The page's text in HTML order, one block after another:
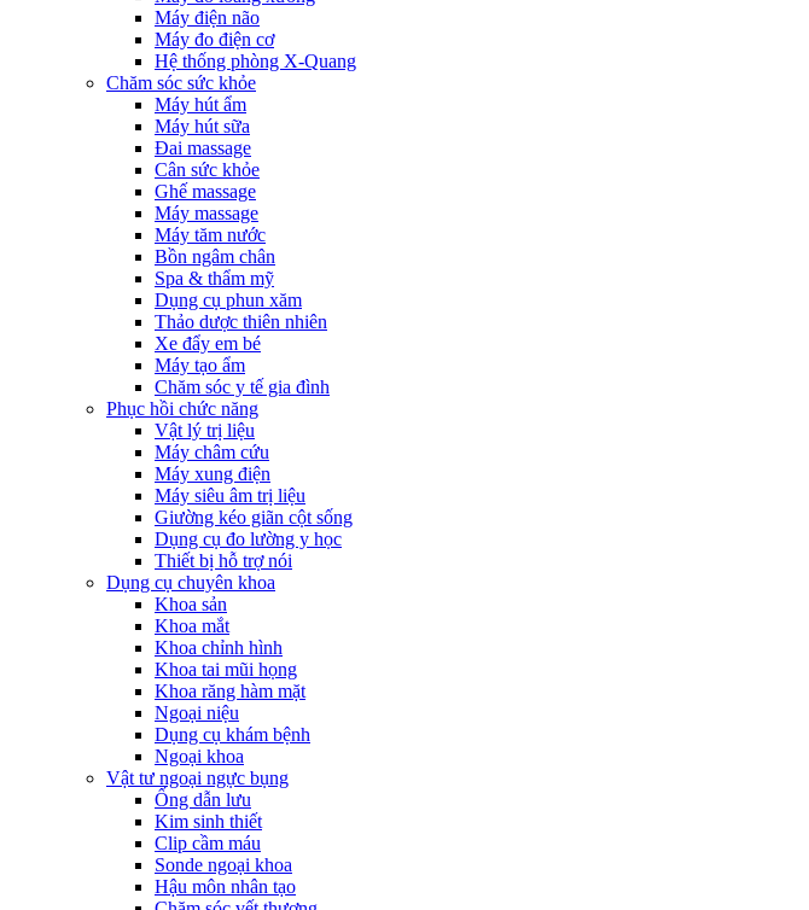
Máy điện não
Máy đo điện cơ
Hệ thống phòng X-Quang
Chăm sóc sức khỏe
Máy hút ẩm
Máy hút sữa
Đai massage
Cân sức khỏe
Ghế massage
Máy massage
Máy tăm nước
Bồn ngâm chân
Spa & thẩm mỹ
Dụng cụ phun xăm
Thảo dược thiên nhiên
Xe đẩy em bé
Máy tạo ẩm
Chăm sóc y tế gia đình
Phục hồi chức năng
Vật lý trị liệu
Máy châm cứu
Máy xung điện
Máy siêu âm trị liệu
Giường kéo giãn cột sống
Dụng cụ đo lường y học
Thiết bị hỗ trợ nói
Dụng cụ chuyên khoa
Khoa sản
Khoa mắt
Khoa chỉnh hình
Khoa tai mũi họng
Khoa răng hàm mặt
Ngoại niệu
Dụng cụ khám bệnh
Ngoại khoa
Vật tư ngoại ngực bụng
Ống dẫn lưu
Kim sinh thiết
Clip cầm máu
Sonde ngoại khoa
Hậu môn nhân tạo